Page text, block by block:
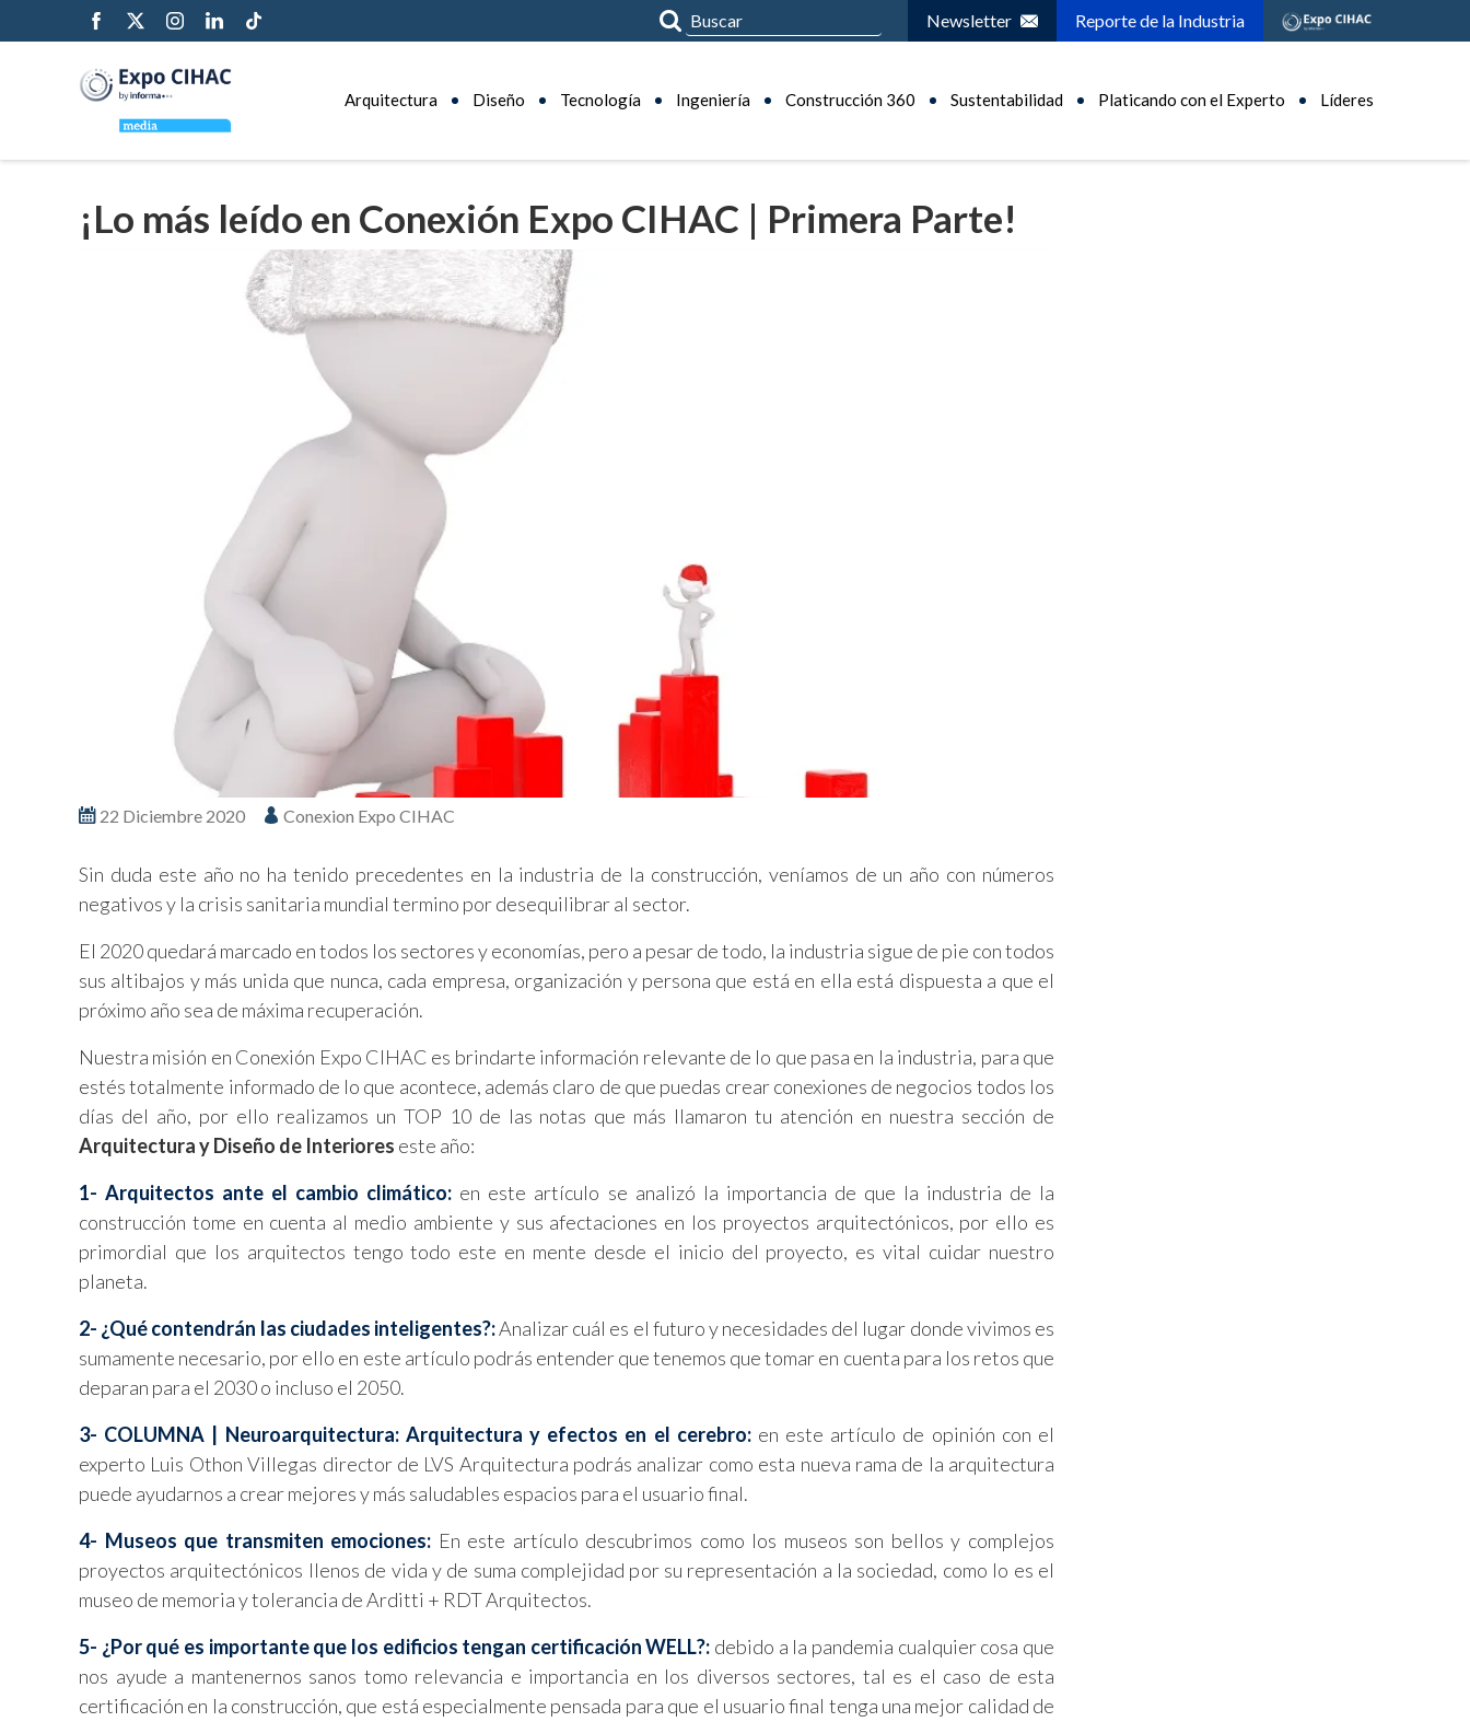
Newsletter Reporte de la Industria
Arquitectura Diseño Tecnología Ingeniería Construcción 360 Sustentabilidad Platicando con el Experto Líderes
¡Lo más leído en Conexión Expo CIHAC | Primera Parte!
22 Diciembre 2020 Conexion Expo CIHAC
Sin duda este año no ha tenido precedentes en la industria de la construcción, veníamos de un año con números
negativos y la crisis sanitaria mundial termino por desequilibrar al sector.
El 2020 quedará marcado en todos los sectores y economías, pero a pesar de todo, la industria sigue de pie con todos
sus altibajos y más unida que nunca, cada empresa, organización y persona que está en ella está dispuesta a que el
próximo año sea de máxima recuperación.
Nuestra misión en Conexión Expo CIHAC es brindarte información relevante de lo que pasa en la industria, para que
estés totalmente informado de lo que acontece, además claro de que puedas crear conexiones de negocios todos los
días del año, por ello realizamos un TOP 10 de las notas que más llamaron tu atención en nuestra sección de
Arquitectura y Diseño de Interiores este año:
1- Arquitectos ante el cambio climático: en este artículo se analizó la importancia de que la industria de la
construcción tome en cuenta al medio ambiente y sus afectaciones en los proyectos arquitectónicos, por ello es
primordial que los arquitectos tengo todo este en mente desde el inicio del proyecto, es vital cuidar nuestro
planeta.
2- ¿Qué contendrán las ciudades inteligentes?:Analizar cuál es el futuro y necesidades del lugar donde vivimos es
sumamente necesario, por ello en este artículo podrás entender que tenemos que tomar en cuenta para los retos que
deparan para el 2030 o incluso el 2050.
3- COLUMNA | Neuroarquitectura: Arquitectura y efectos en el cerebro: en este artículo de opinión con el
experto Luis Othon Villegas director de LVS Arquitectura podrás analizar como esta nueva rama de la arquitectura
puede ayudarnos a crear mejores y más saludables espacios para el usuario final.
4- Museos que transmiten emociones: En este artículo descubrimos como los museos son bellos y complejos
proyectos arquitectónicos llenos de vida y de suma complejidad por su representación a la sociedad, como lo es el
museo de memoria y tolerancia de Arditti + RDT Arquitectos.
5- ¿Por qué es importante que los edificios tengan certificación WELL?: debido a la pandemia cualquier cosa que
nos ayude a mantenernos sanos tomo relevancia e importancia en los diversos sectores, tal es el caso de esta
certificación en la construcción, que está especialmente pensada para que el usuario final tenga una mejor calidad de